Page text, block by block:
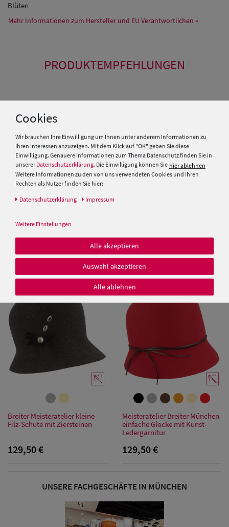
Damen Caps
Damen
Baseball Caps
Schutz Caps
Damen
Bandana Caps
Sonnenschilder
Damen
Snapback Caps
Blüten
Mehr Informationen zum Hersteller und EU Verantwortlichen »
PRODUKTEMPFEHLUNGEN
Meisteratelier Breiter München
99,95 €
99,95 €
Breiter Meisteratelier kleine
Filz-Schute mit Ziersteinen
129,50 €
Meisteratelier Breiter München
einfache Glocke mit Kunst-
Ledergarnitur
129,50 €
UNSERE FACHGESCHÄFTE IN MÜNCHEN
Cookies
Wir brauchen Ihre Einwilligung um Ihnen unter anderem Informationen zu
Ihren Interessen anzuzeigen. Mit dem Klick auf "OK" geben Sie diese
Einwilligung. Genauere Informationen zum Thema Datenschutz finden Sie in
unserer Datenschutzerklärung. Die Einwilligung können Sie hier ablehnen
Weitere Informationen zu den von uns verwendeten Cookies und Ihren
Rechten als Nutzer finden Sie hier:
Daten­schutz­erklärung Impressum
Weitere Einstellungen
Alle akzeptieren
Auswahl akzeptieren
Alle ablehnen